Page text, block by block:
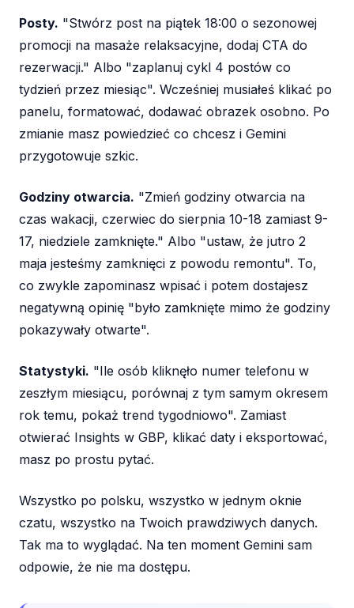
Posty. "Stwórz post na piątek 18:00 o sezonowej
promocji na masaże relaksacyjne, dodaj CTA do
rezerwacji." Albo "zaplanuj cykl 4 postów co
tydzień przez miesiąc". Wcześniej musiałeś klikać po
panelu, formatować, dodawać obrazek osobno. Po
zmianie masz powiedzieć co chcesz i Gemini
przygotowuje szkic.
Godziny otwarcia. "Zmień godziny otwarcia na
czas wakacji, czerwiec do sierpnia 10-18 zamiast 9-
17, niedziele zamknięte." Albo "ustaw, że jutro 2
maja jesteśmy zamknięci z powodu remontu". To,
co zwykle zapominasz wpisać i potem dostajesz
negatywną opinię "było zamknięte mimo że godziny
pokazywały otwarte".
Statystyki. "Ile osób kliknęło numer telefonu w
zeszłym miesiącu, porównaj z tym samym okresem
rok temu, pokaż trend tygodniowo". Zamiast
otwierać Insights w GBP, klikać daty i eksportować,
masz po prostu pytać.
Wszystko po polsku, wszystko w jednym oknie
czatu, wszystko na Twoich prawdziwych danych.
Tak ma to wyglądać. Na ten moment Gemini sam
odpowie, że nie ma dostępu.